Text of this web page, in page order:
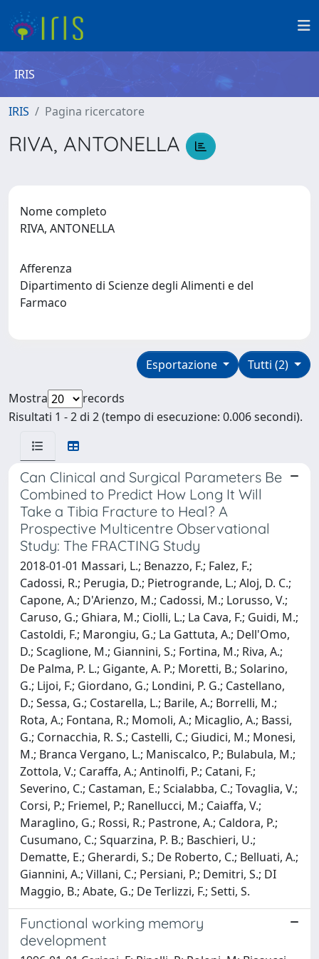
IRIS
IRIS Pagina ricercatore
RIVA, ANTONELLA
Nome completo
RIVA, ANTONELLA
Afferenza
Dipartimento di Scienze degli Alimenti e del
Farmaco
Tutti (2)
Esportazione
Mostra
records
Risultati 1 - 2 di 2 (tempo di esecuzione: 0.006 secondi).
Can Clinical and Surgical Parameters Be
Combined to Predict How Long It Will
Take a Tibia Fracture to Heal? A
Prospective Multicentre Observational
Study: The FRACTING Study
2018-01-01 Massari, L.; Benazzo, F.; Falez, F.;
Cadossi, R.; Perugia, D.; Pietrogrande, L.; Aloj, D. C.;
Capone, A.; D'Arienzo, M.; Cadossi, M.; Lorusso, V.;
Caruso, G.; Ghiara, M.; Ciolli, L.; La Cava, F.; Guidi, M.;
Castoldi, F.; Marongiu, G.; La Gattuta, A.; Dell'Omo,
D.; Scaglione, M.; Giannini, S.; Fortina, M.; Riva, A.;
De Palma, P. L.; Gigante, A. P.; Moretti, B.; Solarino,
G.; Lijoi, F.; Giordano, G.; Londini, P. G.; Castellano,
D.; Sessa, G.; Costarella, L.; Barile, A.; Borrelli, M.;
Rota, A.; Fontana, R.; Momoli, A.; Micaglio, A.; Bassi,
G.; Cornacchia, R. S.; Castelli, C.; Giudici, M.; Monesi,
M.; Branca Vergano, L.; Maniscalco, P.; Bulabula, M.;
Zottola, V.; Caraffa, A.; Antinolfi, P.; Catani, F.;
Severino, C.; Castaman, E.; Scialabba, C.; Tovaglia, V.;
Corsi, P.; Friemel, P.; Ranellucci, M.; Caiaffa, V.;
Maraglino, G.; Rossi, R.; Pastrone, A.; Caldora, P.;
Cusumano, C.; Squarzina, P. B.; Baschieri, U.;
Dematte, E.; Gherardi, S.; De Roberto, C.; Belluati, A.;
Giannini, A.; Villani, C.; Persiani, P.; Demitri, S.; DI
Maggio, B.; Abate, G.; De Terlizzi, F.; Setti, S.
Functional working memory
development